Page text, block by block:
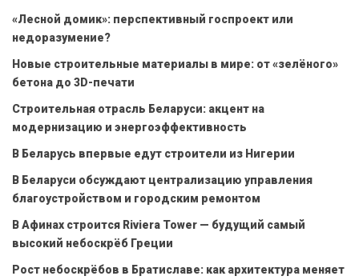
«Лесной домик»: перспективный госпроект или
недоразумение?
Новые строительные материалы в мире: от «зелёного»
бетона до 3D-печати
Строительная отрасль Беларуси: акцент на
модернизацию и энергоэффективность
В Беларусь впервые едут строители из Нигерии
В Беларуси обсуждают централизацию управления
благоустройством и городским ремонтом
В Афинах строится Riviera Tower — будущий самый
высокий небоскрёб Греции
Рост небоскрёбов в Братиславе: как архитектура меняет